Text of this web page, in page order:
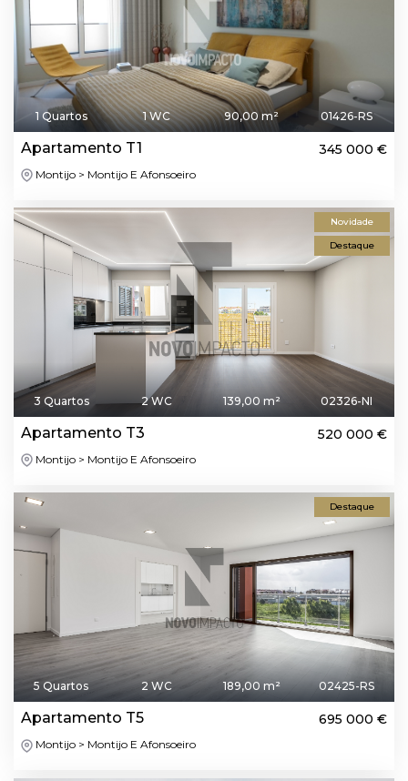
1 Quartos 1 WC 90,00 m² 01426-RS
Apartamento T1 345 000 €
Montijo > Montijo E Afonsoeiro
Novidade
Destaque
3 Quartos 2 WC 139,00 m² 02326-NI
Apartamento T3 520 000 €
Montijo > Montijo E Afonsoeiro
Destaque
5 Quartos 2 WC 189,00 m² 02425-RS
Apartamento T5 695 000 €
Montijo > Montijo E Afonsoeiro